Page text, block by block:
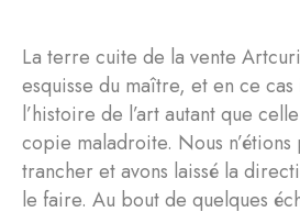
La terre cuite de la vente
esquisse du maître, et en ce
l’histoire de l’art autant que
copie maladroite. Nous
trancher et avons laissé la
le faire. Au bout de quelques